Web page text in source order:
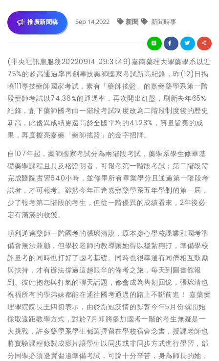
推廣新聞稿 Sep 14,2022 新聞 新聞時事
(中央社訊息服務20220914 09:31:49)嘉南藥理大學藥學系以近
75%的超高通過率再創專技藥師國家考試新高紀錄，昨(12)日揭
曉111專技藥師國家考試，素有「藥師搖籃」的嘉藥藥學系第一階
段藥師考試以74.36%的通過率，再次開出紅盤，刷新去年65%
紀錄，創下藥師國考由一階段考試制度改為二階段制度後的歷史
新高，此優異成績更遠高於全國平均的41.23%，質量皆美的成
果，再度擦亮嘉藥「藥師搖籃」的金字招牌。
自107年起，藥師國家考試分為兩階段考試，藥學系學生修畢基
礎藥學課程且具及格證明者，可報考第一階段考試；第二階段需
完成醫院實習640小時，並修畢所有畢業學分且通過第一階段考
試者，才可報考。雖然今年正逢嘉藥藥學系五年學制的第一屆，
少了報考第二階段的考生，但從一階優異的成績看來，2年後必
定有滿滿的收獲。
順利通過藥師一階國考的張琬清說，原本擔心學校課業和國考準
備會無法兼顧，但學校老師的教導讓她得以穩紮穩打，準備學校
評量考的同時也打好了國考基礎。同時也很幸運有同儕相互鼓勵
與扶持，才有辦法撐過這趟艱辛的備考之旅，每天到圖書館報
到、彼此抱怨與打氣的聊天話題，都會成為雋刻回憶，張琬清也
祝福所有的學弟妹都能在通往國考通過的路上不斷前進！ 嘉藥藥
理學院院長王四切表示，由於新冠疫情的影響今年5月份就開始
採取遠距教學方式，對於7月即將參加國考一階的考生無疑是一
大挑戰，許多藥學系學生都選擇留在學校宿舍念書，授課老師也
將實驗課程錄製成影片讓學生以同步或非同步方式進行學習，部
分同學必須邊實習邊準備考試，可說十分辛苦，身為師長的她，